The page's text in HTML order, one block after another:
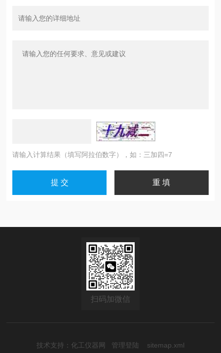
请输入计算结果（填写阿拉伯数字），如：三加四=7
扫码加微信
技术支持： 化工仪器网 管理登陆 sitemap.xml